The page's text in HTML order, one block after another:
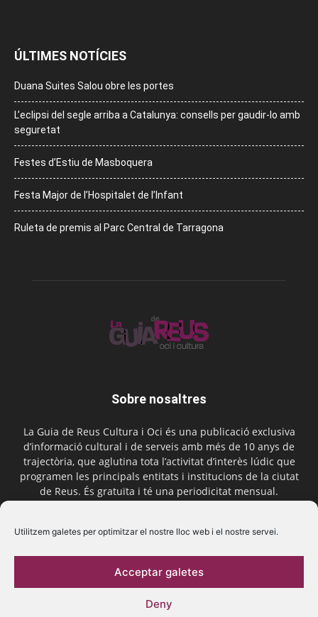
Utilitzem galetes per optimitzar el nostre lloc web i el nostre servei.
Acceptar galetes
Deny
ÚLTIMES NOTÍCIES
Duana Suites Salou obre les portes
L’eclipsi del segle arriba a Catalunya: consells per gaudir-lo amb
seguretat
Festes d’Estiu de Masboquera
Festa Major de l’Hospitalet de l’Infant
Ruleta de premis al Parc Central de Tarragona
Sobre nosaltres
La Guia de Reus Cultura i Oci és una publicació exclusiva
d’informació cultural i de serveis amb més de 10 anys de
trajectòria, que aglutina tota l’activitat d’interès lúdic que
programen les principals entitats i institucions de la ciutat
de Reus. És gratuïta i té una periodicitat mensual.
Segueix-nos